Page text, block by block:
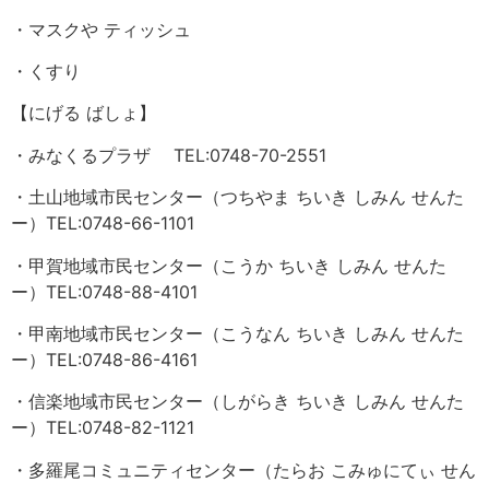
・マスクや ティッシュ
・くすり
【にげる ばしょ】
・みなくるプラザ TEL:0748-70-2551
・土山地域市民センター（つちやま ちいき しみん せんた
ー）TEL:0748-66-1101
・甲賀地域市民センター（こうか ちいき しみん せんた
ー）TEL:0748-88-4101
・甲南地域市民センター（こうなん ちいき しみん せんた
ー）TEL:0748-86-4161
・信楽地域市民センター（しがらき ちいき しみん せんた
ー）TEL:0748-82-1121
・多羅尾コミュニティセンター（たらお こみゅにてぃ せん